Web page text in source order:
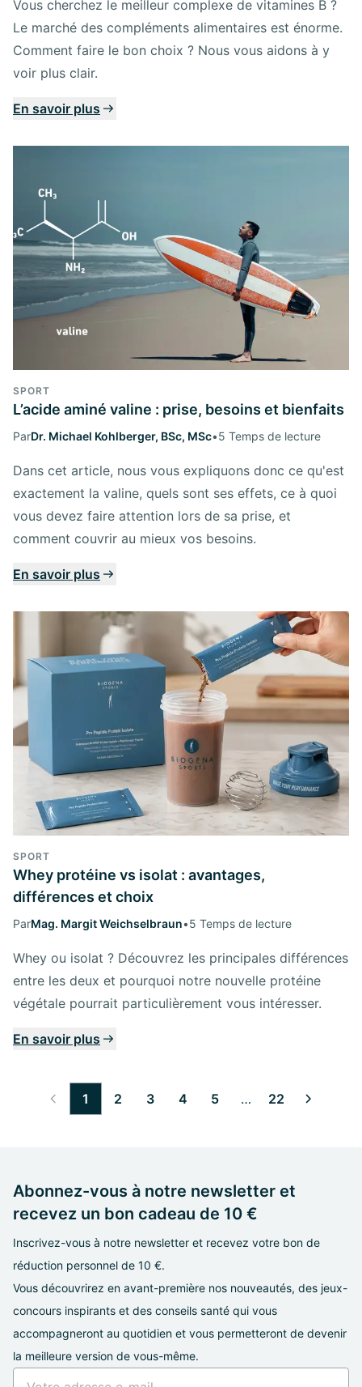
Vous cherchez le meilleur complexe de vitamines B ?
Le marché des compléments alimentaires est énorme.
Comment faire le bon choix ? Nous vous aidons à y
voir plus clair.
En savoir plus
SPORT
L’acide aminé valine : prise, besoins et bienfaits
ParDr. Michael Kohlberger, BSc, MSc•5 Temps de lecture
Dans cet article, nous vous expliquons donc ce qu'est
exactement la valine, quels sont ses effets, ce à quoi
vous devez faire attention lors de sa prise, et
comment couvrir au mieux vos besoins.
En savoir plus
SPORT
Whey protéine vs isolat : avantages,
différences et choix
ParMag. Margit Weichselbraun•5 Temps de lecture
Whey ou isolat ? Découvrez les principales différences
entre les deux et pourquoi notre nouvelle protéine
végétale pourrait particulièrement vous intéresser.
En savoir plus
1 2 3 4 5 …
6
7
8
9
10
11
12
13
14
15
16
17
18
19
20
21
22
Abonnez-vous à notre newsletter et
recevez un bon cadeau de 10 €
Inscrivez-vous à notre newsletter et recevez votre bon de
réduction personnel de 10 €.
Vous découvrirez en avant-première nos nouveautés, des jeux-
concours inspirants et des conseils santé qui vous
accompagneront au quotidien et vous permetteront de devenir
la meilleure version de vous-même.